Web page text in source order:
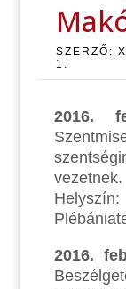
SZERZŐ:
1.
2016.
vezetnek.
2016.